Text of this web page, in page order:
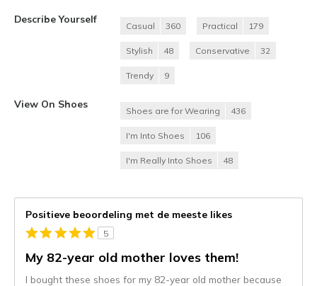
Describe Yourself
Casual 360 Practical 179
Stylish 48 Conservative 32
Trendy 9
View On Shoes
Shoes are for Wearing 436
I'm Into Shoes 106
I'm Really Into Shoes 48
Positieve beoordeling met de meeste likes
5
My 82-year old mother loves them!
I bought these shoes for my 82-year old mother because